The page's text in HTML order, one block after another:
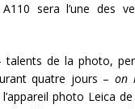
sera l’une des
de la photo,
quatre jours – on
l’appareil photo Leica